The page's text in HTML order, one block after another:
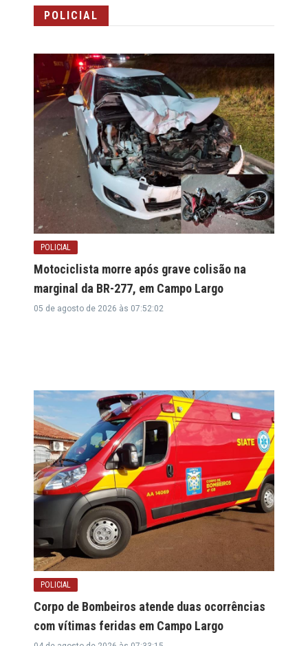
POLICIAL
POLICIAL
Motociclista morre após grave colisão na
marginal da BR-277, em Campo Largo
05 de agosto de 2026 às 07:52:02
POLICIAL
Corpo de Bombeiros atende duas ocorrências
com vítimas feridas em Campo Largo